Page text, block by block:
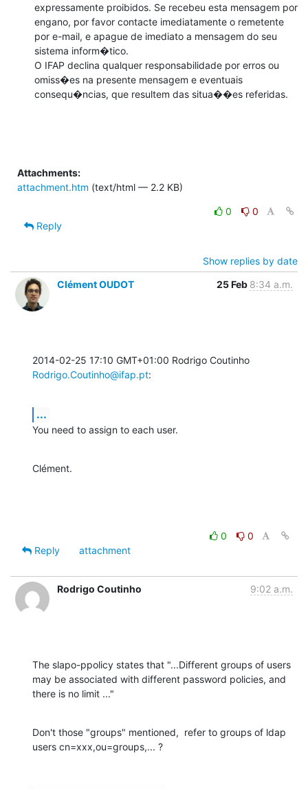
expressamente proibidos. Se recebeu esta mensagem por
engano, por favor contacte imediatamente o remetente
por e-mail, e apague de imediato a mensagem do seu
sistema inform�tico.
O IFAP declina qualquer responsabilidade por erros ou
omiss�es na presente mensagem e eventuais
consequ�ncias, que resultem das situa��es referidas.
Attachments:
attachment.htm (text/html — 2.2 KB)
0
0
Reply
Show replies by date
Clément OUDOT
25 Feb 8:34 a.m.
Rodrigo.Coutinho@ifap.pt:
...
You need to assign to each user.
Clément.
0
0
Reply
attachment
Rodrigo Coutinho 9:02 a.m.
The slapo-ppolicy states that "...Different groups of users
may be associated with different password policies, and
there is no limit ..."
Don't those "groups" mentioned,  refer to groups of ldap
users cn=xxx,ou=groups,... ?